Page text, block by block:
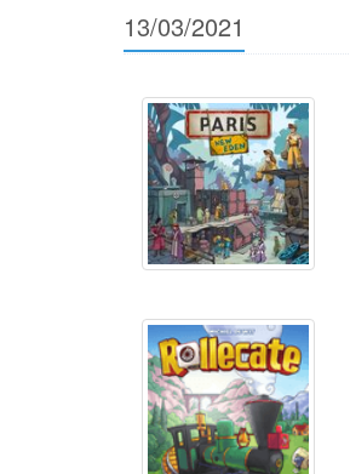
13/03/2021